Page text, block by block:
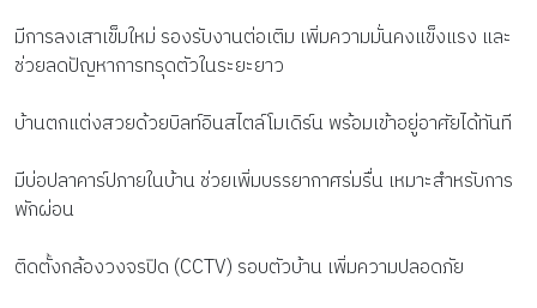
มีการลงเสาเข็มใหม่ รองรับงานต่อเติม เพิ่มความมั่นคงแข็งแรง และ
ช่วยลดปัญหาการทรุดตัวในระยะยาว
บ้านตกแต่งสวยด้วยบิลท์อินสไตล์โมเดิร์น พร้อมเข้าอยู่อาศัยได้ทันที
มีบ่อปลาคาร์ปภายในบ้าน ช่วยเพิ่มบรรยากาศร่มรื่น เหมาะสำหรับการ
พักผ่อน
ติดตั้งกล้องวงจรปิด (CCTV) รอบตัวบ้าน เพิ่มความปลอดภัย